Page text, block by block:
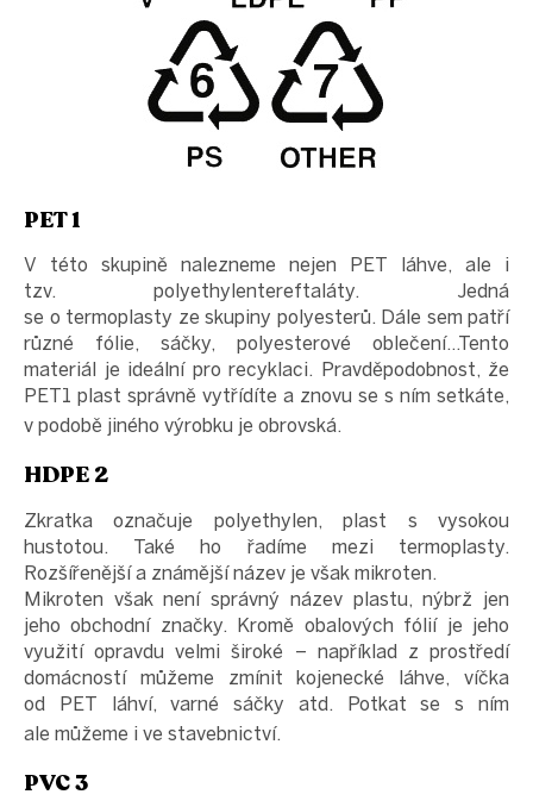
PET 1
V této skupině nalezneme nejen PET láhve, ale i
tzv. polyethylentereftaláty. Jedná
se o termoplasty ze skupiny polyesterů. Dále sem patří
různé fólie, sáčky, polyesterové oblečení…Tento
materiál je ideální pro recyklaci. Pravděpodobnost, že
PET1 plast správně vytřídíte a znovu se s ním setkáte,
v podobě jiného výrobku je obrovská.
HDPE 2
Zkratka označuje polyethylen, plast s vysokou
hustotou. Také ho řadíme mezi termoplasty.
Rozšířenější a známější název je však mikroten.
Mikroten však není správný název plastu, nýbrž jen
jeho obchodní značky. Kromě obalových fólií je jeho
využití opravdu velmi široké – například z prostředí
domácností můžeme zmínit kojenecké láhve, víčka
od PET láhví, varné sáčky atd. Potkat se s ním
ale můžeme i ve stavebnictví.
PVC 3